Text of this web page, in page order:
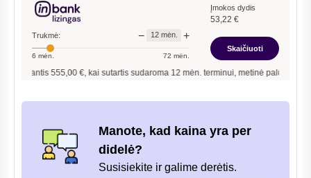
MOBA0309
šilumos
siurblys
2,6/2,9kW
Trukmė: − 12mėn. +
6 mėn. 72 mėn.
Įmokos dydis
53,22 €
Skaičiuoti
555,00€, kai sutartis sudaroma12mėn. terminui, metinė palūkanų norma –
Manote, kad kaina yra per
didelė?
Susisiekite ir galime derėtis.